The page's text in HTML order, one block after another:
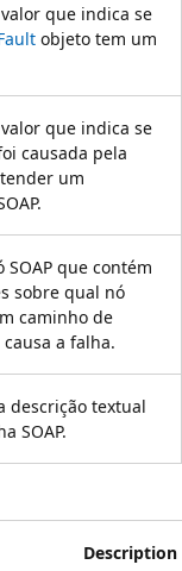
que indica se
objeto tem um
que indica se
causada pela
um
SOAP que contém
sobre qual nó
caminho de
a falha.
descrição textual
SOAP.
Description